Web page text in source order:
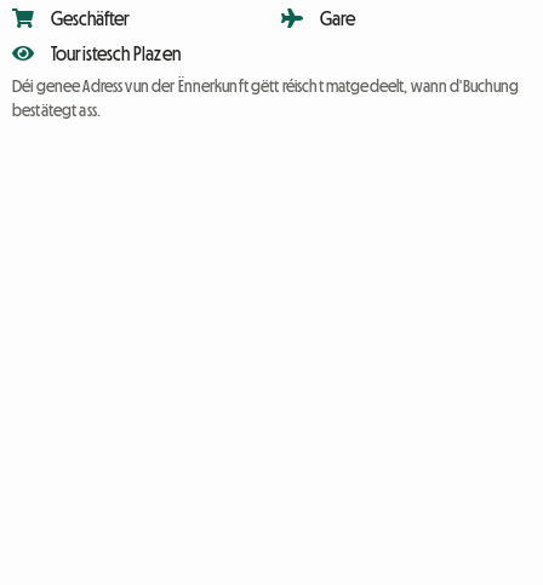
Geschäfter
Touristesch Plazen
Gare
Déi genee Adress vun der Ënnerkunft gëtt réischt matgedeelt, wann d'Buchung
bestätegt ass.